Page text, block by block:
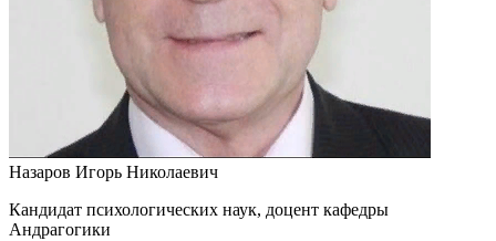
Назаров Игорь Николаевич
Кандидат психологических наук, доцент кафедры
Андрагогики